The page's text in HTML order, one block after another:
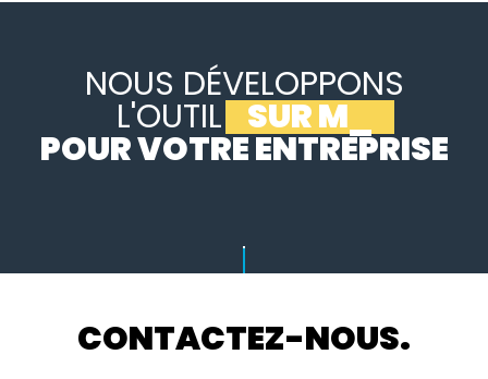
NOUS DÉVELOPPONS
L'OUTIL SUR MESURE
POUR VOTRE ENTREPRISE
CONTACTEZ-NOUS.